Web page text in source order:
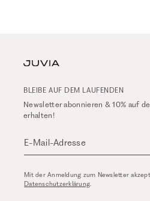
BLEIBE AUF DEM LAUFENDEN
Newsletter abonnieren & 10% auf
erhalten!
E-Mail-Adresse
Mit der Anmeldung zum Newsletter
Datenschutzerklärung